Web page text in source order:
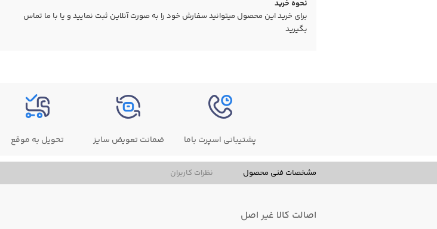
نحوه خرید
برای خرید این محصول میتوانید سفارش خود را به صورت آنلاین ثبت نمایید و یا با ما تماس
بگیرید
پشتیبانی اسپرت باما ضمانت تعویض سایز تحویل به موقع
مشخصات فنی محصول نظرات کاربران
اصالت کالا غیر اصل